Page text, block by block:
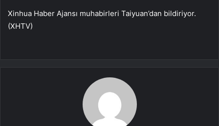
Xinhua Haber Ajansı muhabirleri Taiyuan’dan bildiriyor.
(XHTV)